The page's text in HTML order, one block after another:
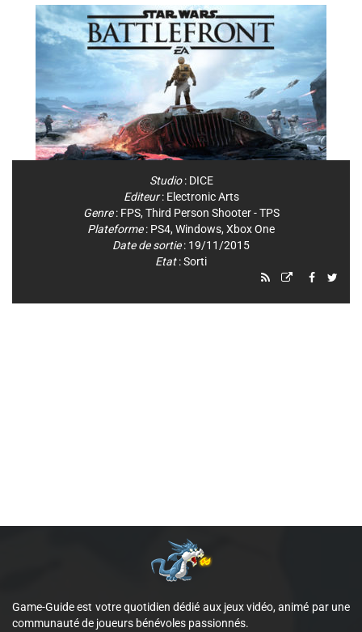
Studio: DICE
Editeur: Electronic Arts
Genre: FPS, Third Person Shooter - TPS
Plateforme: PS4, Windows, Xbox One
Date de sortie: 19/11/2015
Etat: Sorti
Game-Guide est votre quotidien dédié aux jeux vidéo, animé par une
communauté de joueurs bénévoles passionnés.